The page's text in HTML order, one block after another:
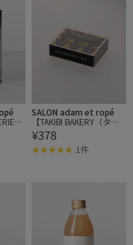
ス
レモ
SALON adam et ropé
【TAKIBI BAKERY（タキ
ビベーカリー）】South
Africa［ルイボスミン
ト］
¥378
1件